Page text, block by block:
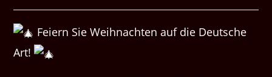
Feiern Sie Weihnachten auf die Deutsche
Art!